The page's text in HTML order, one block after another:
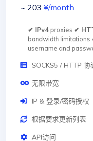
~ 203¥/month
✔ IPv4proxies ✔
bandwidth limitations
username and
SOCKS5 / HTTP 协
无限带宽
IP & 登录/密码授权
根据要求更新列表
API访问